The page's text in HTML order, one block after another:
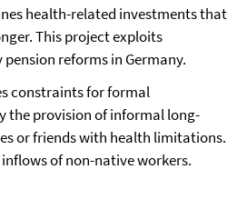
health-related investments that
This project exploits
reforms in Germany.
constraints for formal
the provision of informal long-
or friends with health limitations.
of non-native workers.